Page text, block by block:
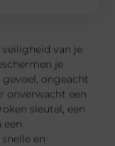
van je
je
ongeacht
onverwacht een
sleutel, een
een
en